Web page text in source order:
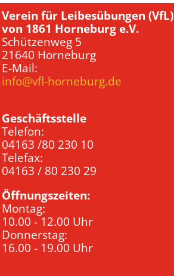
Verein für Leibesübungen (VfL)
von 1861 Horneburg e.V.
Schützenweg 5
21640 Horneburg
E-Mail:
info@vfl-horneburg.de
Geschäftsstelle
Telefon:
04163 /80 230 10
Telefax:
04163 / 80 230 29
Öffnungszeiten:
Montag:
10.00 - 12.00 Uhr
Donnerstag:
16.00 - 19.00 Uhr